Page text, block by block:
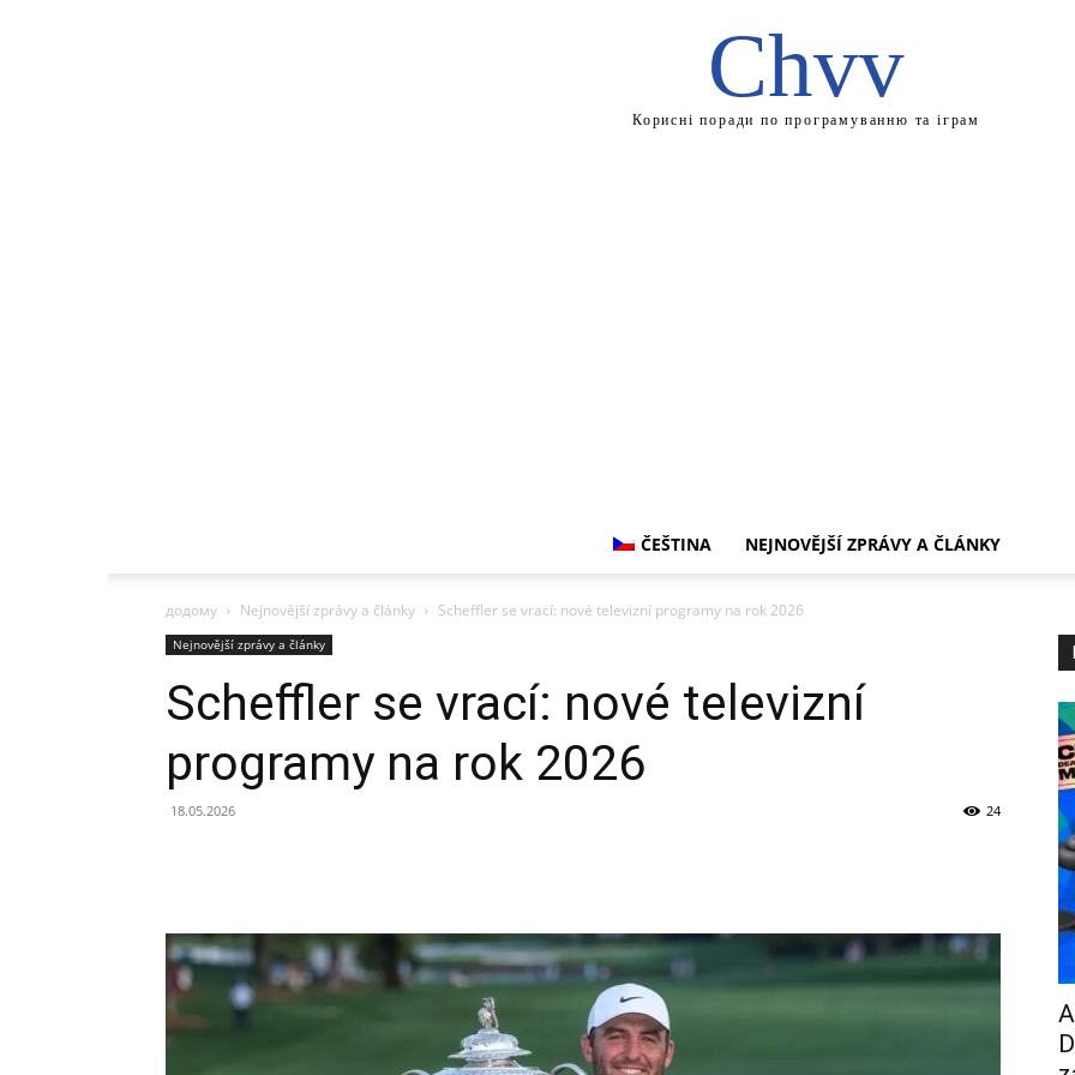
Chvv
Корисні поради по програмуванню та іграм
ČEŠTINA NEJNOVĚJŠÍ ZPRÁVY A ČLÁNKY
додому Nejnovější zprávy a články Scheffler se vrací: nové televizní programy na rok 2026
Nejnovější zprávy a články
Scheffler se vrací: nové televizní
programy na rok 2026
18.05.2026 24